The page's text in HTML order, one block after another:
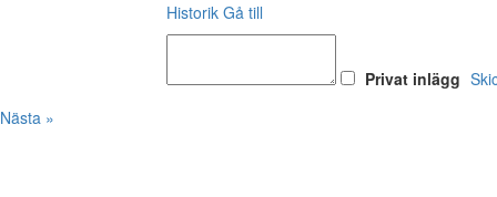
Historik Gå till
Privat inlägg
Nästa »